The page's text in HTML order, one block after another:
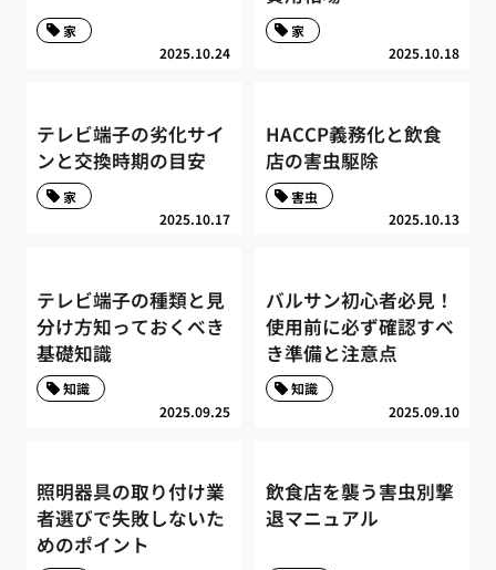
2025.10.24
家
2025.10.18
家
テレビ端子の劣化サイ
ンと交換時期の目安
2025.10.17
家
HACCP義務化と飲食
店の害虫駆除
2025.10.13
害虫
テレビ端子の種類と見
分け方知っておくべき
基礎知識
2025.09.25
知識
バルサン初心者必見！
使用前に必ず確認すべ
き準備と注意点
2025.09.10
知識
照明器具の取り付け業
者選びで失敗しないた
めのポイント
飲食店を襲う害虫別撃
退マニュアル